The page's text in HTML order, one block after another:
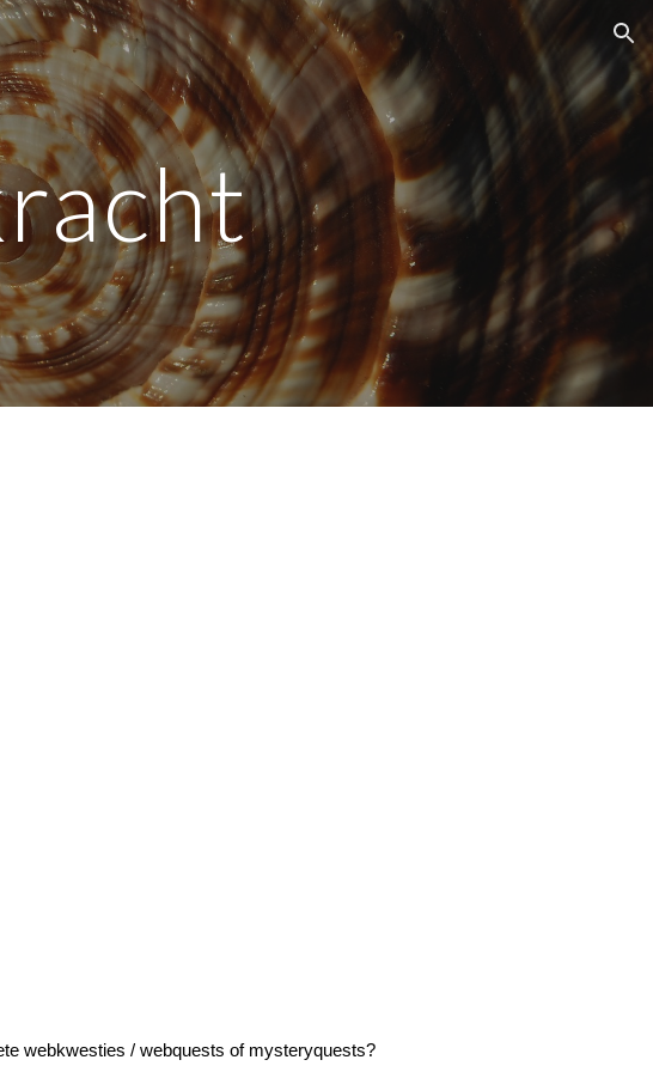
to navigation
webkwesties / webquests of mysteryquests?